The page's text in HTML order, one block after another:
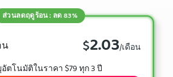
น $2.03/เดือน
ส่วนลดฤดูร้อน : ลด 83%
ตโนมัติในราคา $79 ทุก 3 ปี